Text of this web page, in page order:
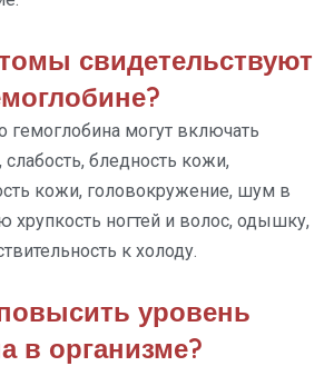
свидетельствуют
могут включать
слабость, бледность кожи,
кожи, головокружение, шум в
ногтей и волос, одышку,
к холоду.
уровень
в организме?